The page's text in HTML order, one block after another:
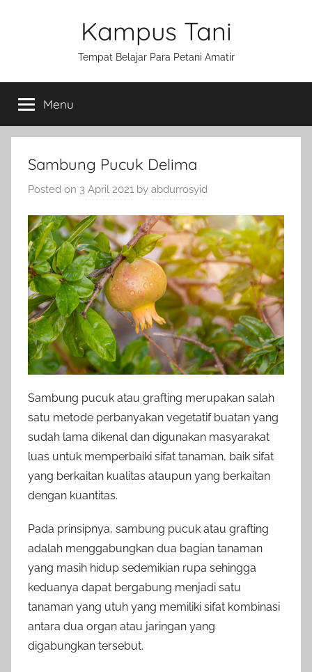
Kampus Tani
Tempat Belajar Para Petani Amatir
Menu
Sambung Pucuk Delima
Posted on 3 April 2021 by abdurrosyid
Sambung pucuk atau grafting merupakan salah
satu metode perbanyakan vegetatif buatan yang
sudah lama dikenal dan digunakan masyarakat
luas untuk memperbaiki sifat tanaman, baik sifat
yang berkaitan kualitas ataupun yang berkaitan
dengan kuantitas.
Pada prinsipnya, sambung pucuk atau grafting
adalah menggabungkan dua bagian tanaman
yang masih hidup sedemikian rupa sehingga
keduanya dapat bergabung menjadi satu
tanaman yang utuh yang memiliki sifat kombinasi
antara dua organ atau jaringan yang
digabungkan tersebut.